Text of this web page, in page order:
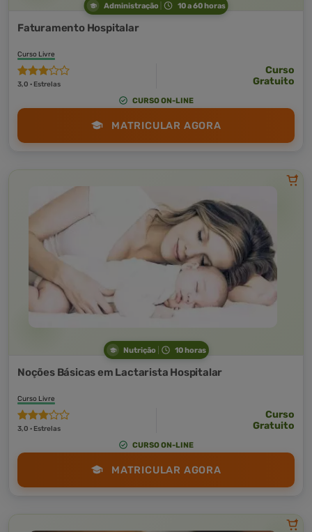
Administração 10 a 60 horas
Faturamento Hospitalar
Curso Livre
3,0 · Estrelas
Curso
Gratuito
CURSO ON-LINE
MATRICULAR AGORA
Nutrição 10 horas
Noções Básicas em Lactarista Hospitalar
Curso Livre
3,0 · Estrelas
Curso
Gratuito
CURSO ON-LINE
MATRICULAR AGORA